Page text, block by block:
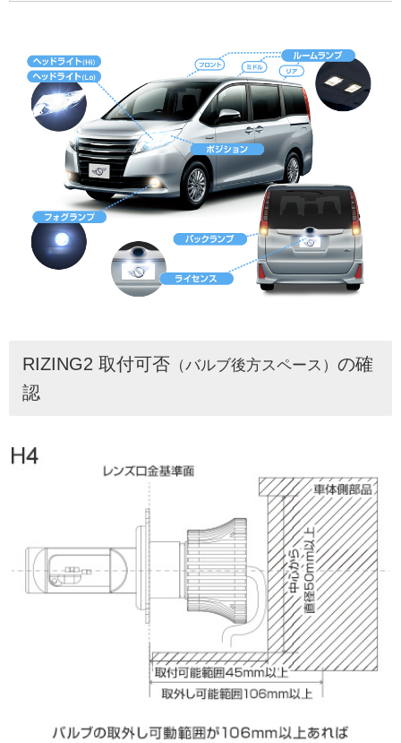
RIZING2 取付可否 （バルブ後方スペース） の確
認